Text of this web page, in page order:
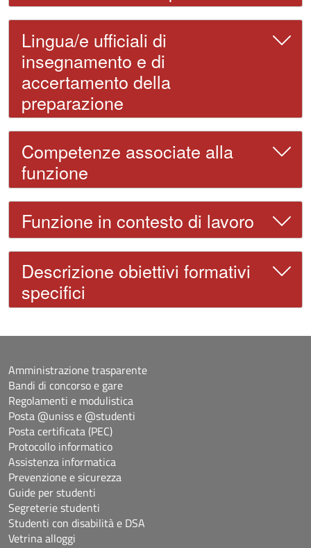
Lingua/e ufficiali di
insegnamento e di
accertamento della
preparazione
Competenze associate alla
funzione
Funzione in contesto di lavoro
Descrizione obiettivi formativi
specifici
Amministrazione trasparente
Bandi di concorso e gare
Regolamenti e modulistica
Posta @uniss e @studenti
Posta certificata (PEC)
Protocollo informatico
Assistenza informatica
Prevenzione e sicurezza
Guide per studenti
Segreterie studenti
Studenti con disabilità e DSA
Vetrina alloggi